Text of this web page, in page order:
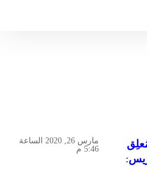
:
مارس 26, 2020 الساعة
5:46 م